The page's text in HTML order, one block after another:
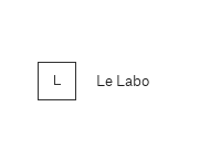
Le Labo